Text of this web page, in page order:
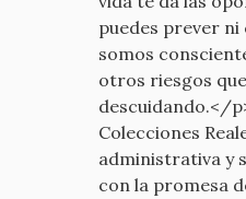
puedes prever
somos
otros riesgos
descuidando.</
Colecciones
administrativa y
con la promesa